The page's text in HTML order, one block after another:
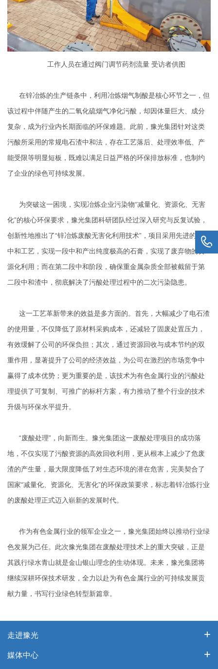
工作人员在通过阀门调节药剂流量 受访者供图
在锌冶炼的生产链条中，利用冶炼烟气制酸是核心环节之一，但
该过程中伴随产生的二氧化硫烟气净化污酸，却因体量巨大、成分
复杂，成为行业内长期面临的环保难题。此前，豫光集团针对这类
污酸所采用的常规电石渣中和法，存在工艺落后、处理效率低、产
能受限等明显短板，既难以满足日益严格的环保排放标准，也制约
了企业的绿色可持续发展。
为突破这一困境，实现冶炼企业污染物“减量化、资源化、无害
化”的核心环保要求，豫光集团科研团队经过深入研究与反复试验，
创新性地推出了“锌冶炼废酸无害化利用技术”，项目采用先进的分段
中和工艺，实现一段中和产出纯度极高的石膏，实现了废弃物的资
源化利用；而在第二段中和阶段，确保重金属杂质全部被截留于第
二段中和渣中，彻底解决了污酸处理过程中的二次污染隐患。
这一工艺革新带来的效益是多方面的。首先，大幅减少了电石渣
的使用量，不仅降低了原材料采购成本，还减轻了固废处置压力，
有效缓解了公司的环保负担；其次，通过资源回收与成本节约的双
重作用，显著提升了公司的经济效益，为公司在激烈的市场竞争中
赢得了成本优势；更为重要的是，该技术为有色金属行业的污酸处
理提供了可复制、可推广的标杆方案，有力推动了整个行业的技术
升级与环保水平提升。
“废酸处理”，向新而生。豫光集团这一废酸处理项目的成功落
地，不仅实现了污酸资源的高效回收利用，更从根本上减少了危废
渣的产生量，最大限度降低了对生态环境的潜在危害，完美契合了
国家“减量化、资源化、无害化”的环保政策要求，标志着锌冶炼行业
的废酸处理正式迈入崭新的发展时代。
作为有色金属行业的领军企业之一，豫光集团始终以推动行业绿
色发展为己任。此次豫光集团在废酸处理技术上的重大突破，正是
其践行绿水青山就是金山银山理念的生动体现。未来，豫光集团将
继续深耕环保技术研发，全力以赴为有色金属行业的可持续发展贡
献力量，书写行业绿色转型新篇章。
走进豫光
媒体中心